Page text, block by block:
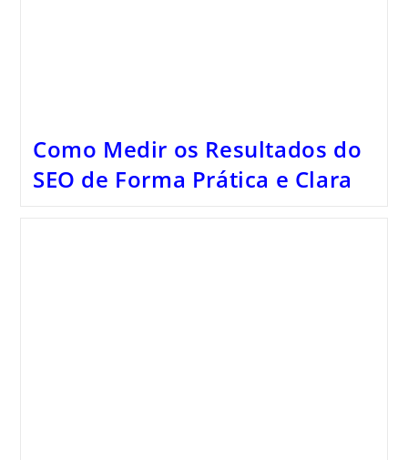
Como Medir os Resultados do
SEO de Forma Prática e Clara